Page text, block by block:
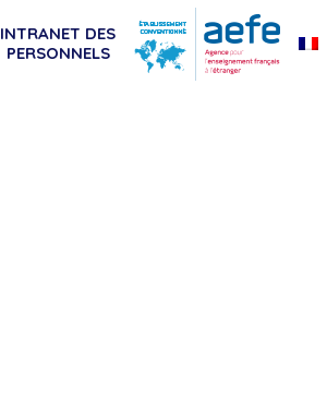
INTRANET DES
PERSONNELS